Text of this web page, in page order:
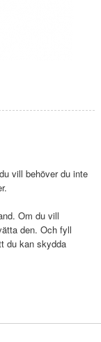
vill behöver du inte
Om du vill
den. Och fyll
du kan skydda